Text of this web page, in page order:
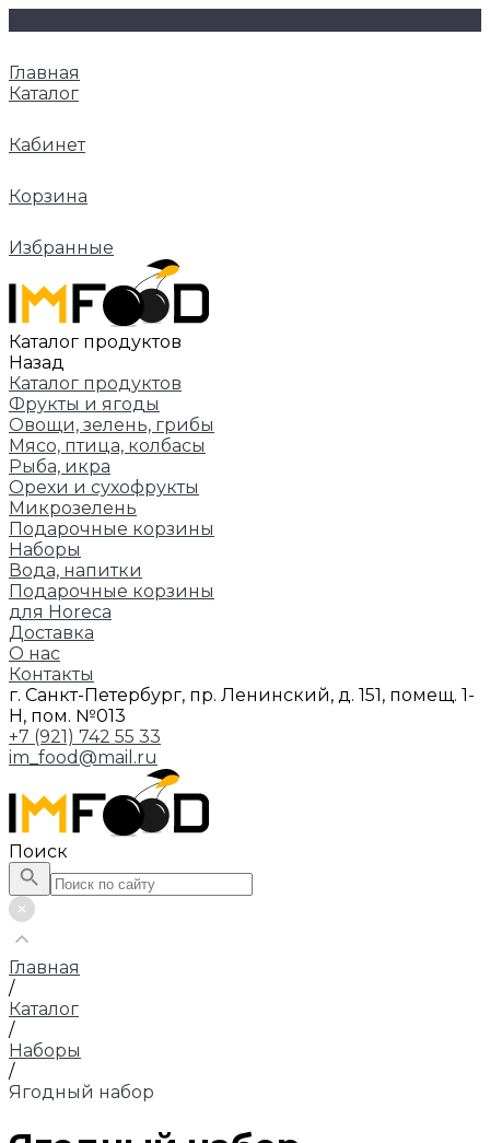
Главная
Каталог
Кабинет
Корзина
Избранные
Каталог продуктов
Назад
Каталог продуктов
Фрукты и ягоды
Овощи, зелень, грибы
Мясо, птица, колбасы
Рыба, икра
Орехи и сухофрукты
Микрозелень
Подарочные корзины
Наборы
Вода, напитки
Подарочные корзины
для Horeca
Доставка
О нас
Контакты
г. Санкт-Петербург, пр. Ленинский, д. 151, помещ. 1-
Н, пом. №013
+7 (921) 742 55 33
im_food@mail.ru
Поиск
Главная
/
Каталог
/
Наборы
/
Ягодный набор